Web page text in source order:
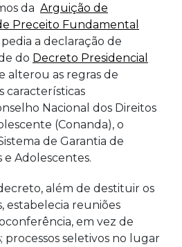
da Arguição de
Preceito Fundamental
a declaração de
do Decreto Presidencial
alterou as regras de
características
Nacional dos Direitos
(Conanda), o
de Garantia de
e Adolescentes.
além de destituir os
estabelecia reuniões
em vez de
processos seletivos no lugar